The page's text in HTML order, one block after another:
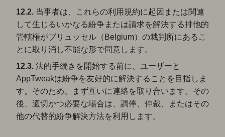
12.2. 当事者は、これらの利用規約に起因または関連
して生じるいかなる紛争または請求を解決する排他的
管轄権がブリュッセル（Belgium）の裁判所にあるこ
とに取り消し不能な形で同意します。
12.3. 法的手続きを開始する前に、ユーザーと
AppTweakは紛争を友好的に解決することを目指しま
す。そのため、まず互いに連絡を取り合います。その
後、適切かつ必要な場合は、調停、仲裁、またはその
他の代替的紛争解決方法を利用します。